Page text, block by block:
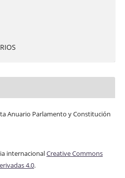
Anuario Parlamento y Constitución
internacionalCreative Commons
4.0.